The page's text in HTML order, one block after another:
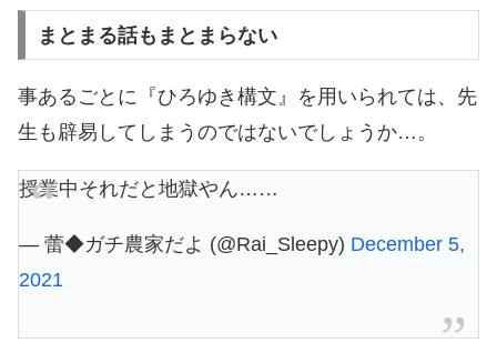
まとまる話もまとまらない
事あるごとに『ひろゆき構文』を用いられては、先
生も辟易してしまうのではないでしょうか…。
授業中それだと地獄やん……
— 蕾◆ガチ農家だよ (@Rai_Sleepy) December 5,
2021